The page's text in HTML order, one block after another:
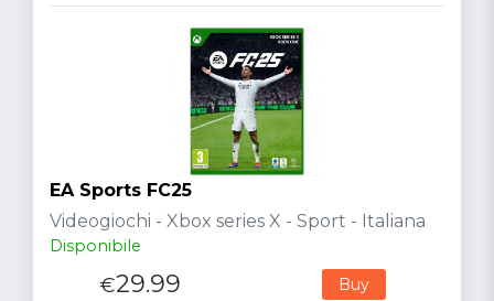
EA Sports FC25
Videogiochi - Xbox series X - Sport - Italiana
Disponibile
€29.99 Buy